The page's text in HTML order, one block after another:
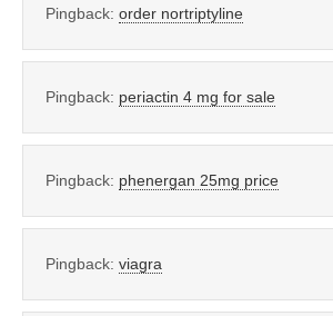
Pingback: order nortriptyline
Pingback: periactin 4 mg for sale
Pingback: phenergan 25mg price
Pingback: viagra